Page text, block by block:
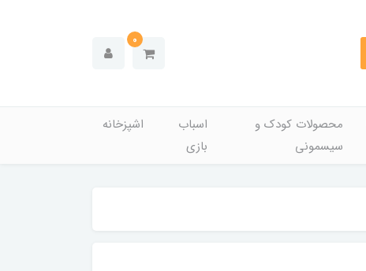
0
محصولات کودک و
سیسمونی
اسباب
بازی
اشپزخانه